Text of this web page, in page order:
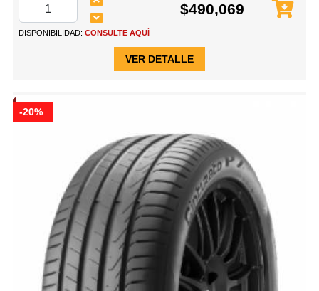
$490,069
DISPONIBILIDAD: CONSULTE AQUÍ
VER DETALLE
-20%